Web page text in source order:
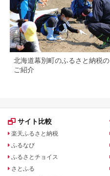
北海道幕別町のふるさと納税の
ご紹介
サイト比較
楽天ふるさと納税
ふるなび
ふるさとチョイス
さとふる